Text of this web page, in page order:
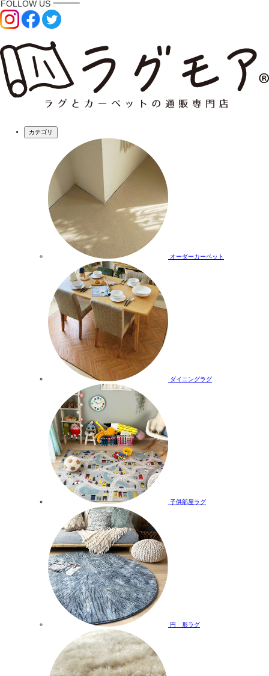
カテゴリ
オーダーカーペット
ダイニングラグ
子供部屋ラグ
円 形ラグ